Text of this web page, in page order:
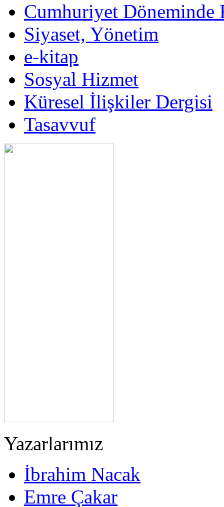
Cumhuriyet Döneminde
Siyaset, Yönetim
e-kitap
Sosyal Hizmet
Küresel İlişkiler Dergisi
Tasavvuf
Yazarlarımız
İbrahim Nacak
Emre Çakar